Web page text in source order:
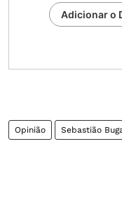
Adicionar o
Opinião Sebastião